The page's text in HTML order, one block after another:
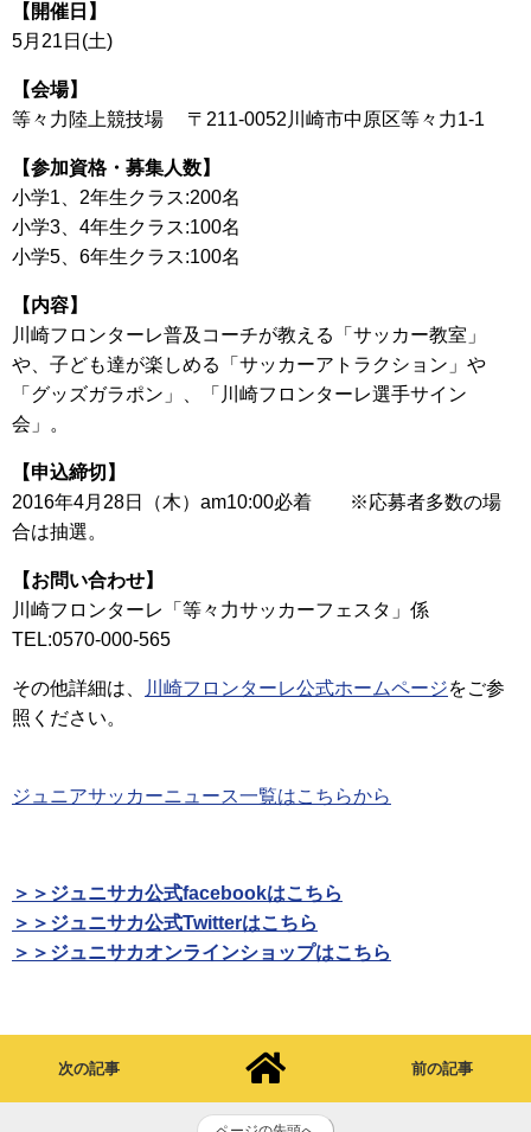
【開催日】
5月21日(土)
【会場】
等々力陸上競技場 〒211-0052川崎市中原区等々力1-1
【参加資格・募集人数】
小学1、2年生クラス:200名
小学3、4年生クラス:100名
小学5、6年生クラス:100名
【内容】
川崎フロンターレ普及コーチが教える「サッカー教室」
や、子ども達が楽しめる「サッカーアトラクション」や
「グッズガラポン」、「川崎フロンターレ選手サイン
会」。
【申込締切】
2016年4月28日（木）am10:00必着 ※応募者多数の場
合は抽選。
【お問い合わせ】
川崎フロンターレ「等々力サッカーフェスタ」係
TEL:0570-000-565
その他詳細は、 川崎フロンターレ公式ホームページをご参
照ください。
ジュニアサッカーニュース一覧はこちらから
＞＞ジュニサカ公式facebookはこちら
＞＞ジュニサカ公式Twitterはこちら
＞＞ジュニサカオンラインショップはこちら
次の記事 前の記事